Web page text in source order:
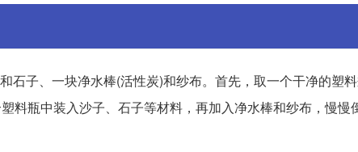
石子、一块净水棒(活性炭)和纱布。首先，取一个干净的塑
料瓶中装入沙子、石子等材料，再加入净水棒和纱布，慢慢